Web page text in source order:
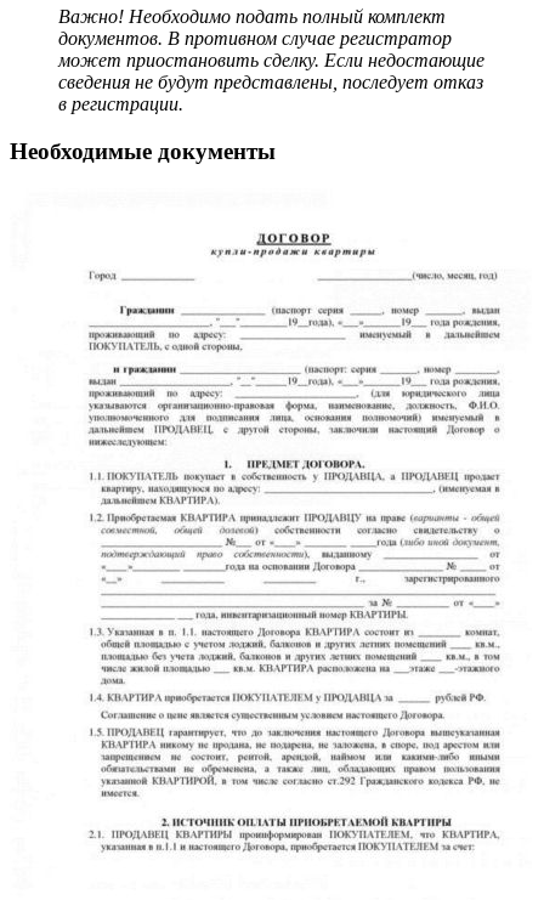
Важно! Необходимо подать полный комплект
документов. В противном случае регистратор
может приостановить сделку. Если недостающие
сведения не будут представлены, последует отказ
в регистрации.
Необходимые документы